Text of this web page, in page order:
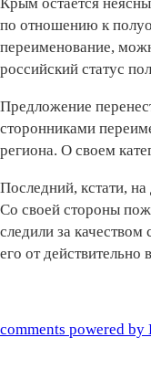
по отношению к
переименование,
российский статус
Предложение
сторонниками
региона. О своем
Последний, кстати,
Со своей стороны
следили за
его от
comments powered by